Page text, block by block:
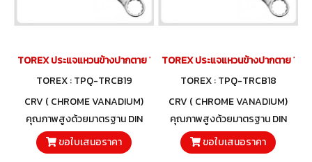
TOREX ประแจแหวนข้างปากตาย 19 มม.
TOREX : TPQ-TRCB19
CRV ( CHROME VANADIUM)
คุณภาพสูงด้วยมาตรฐาน DIN
3113 และวัสดุโครมวานาเดียม
ขอใบเสนอราคา
TOREX ประแจแหวนข้างปากตาย 18
TOREX : TPQ-TRCB18
CRV ( CHROME VANADIUM)
คุณภาพสูงด้วยมาตรฐาน DIN
3113 และวัสดุโครมวานาเดียม
ขอใบเสนอราคา